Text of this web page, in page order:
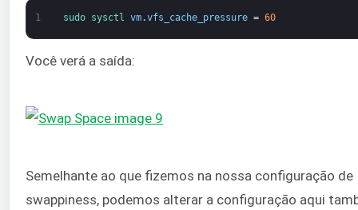
1 sudo sysctl vm.vfs_cache_pressure = 60
Você verá a saída:
Semelhante ao que fizemos na nossa configuração de
swappiness, podemos alterar a configuração aqui